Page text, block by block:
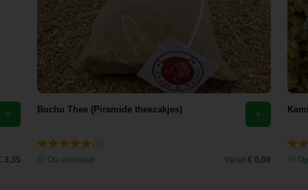
3,35
Buchu Thee (Piramide theezakjes)
Op voorraad
Vanaf € 0,00